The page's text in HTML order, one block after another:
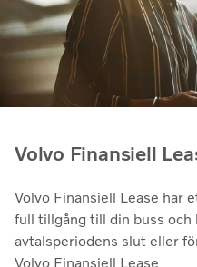
Volvo Finansiell
Volvo Finansiell Lease har
full tillgång till din buss och
avtalsperiodens slut eller
Volvo Finansiell Lease